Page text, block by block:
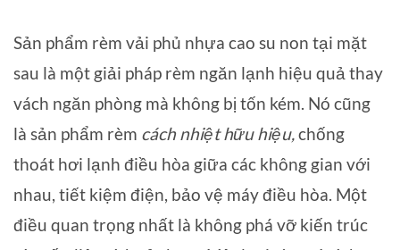
Sản phẩm rèm vải phủ nhựa cao su non tại mặt
sau là một giải pháp rèm ngăn lạnh hiệu quả thay
vách ngăn phòng mà không bị tốn kém. Nó cũng
là sản phẩm rèm cách nhiệt hữu hiệu,chống
thoát hơi lạnh điều hòa giữa các không gian với
nhau, tiết kiệm điện, bảo vệ máy điều hòa. Một
điều quan trọng nhất là không phá vỡ kiến trúc